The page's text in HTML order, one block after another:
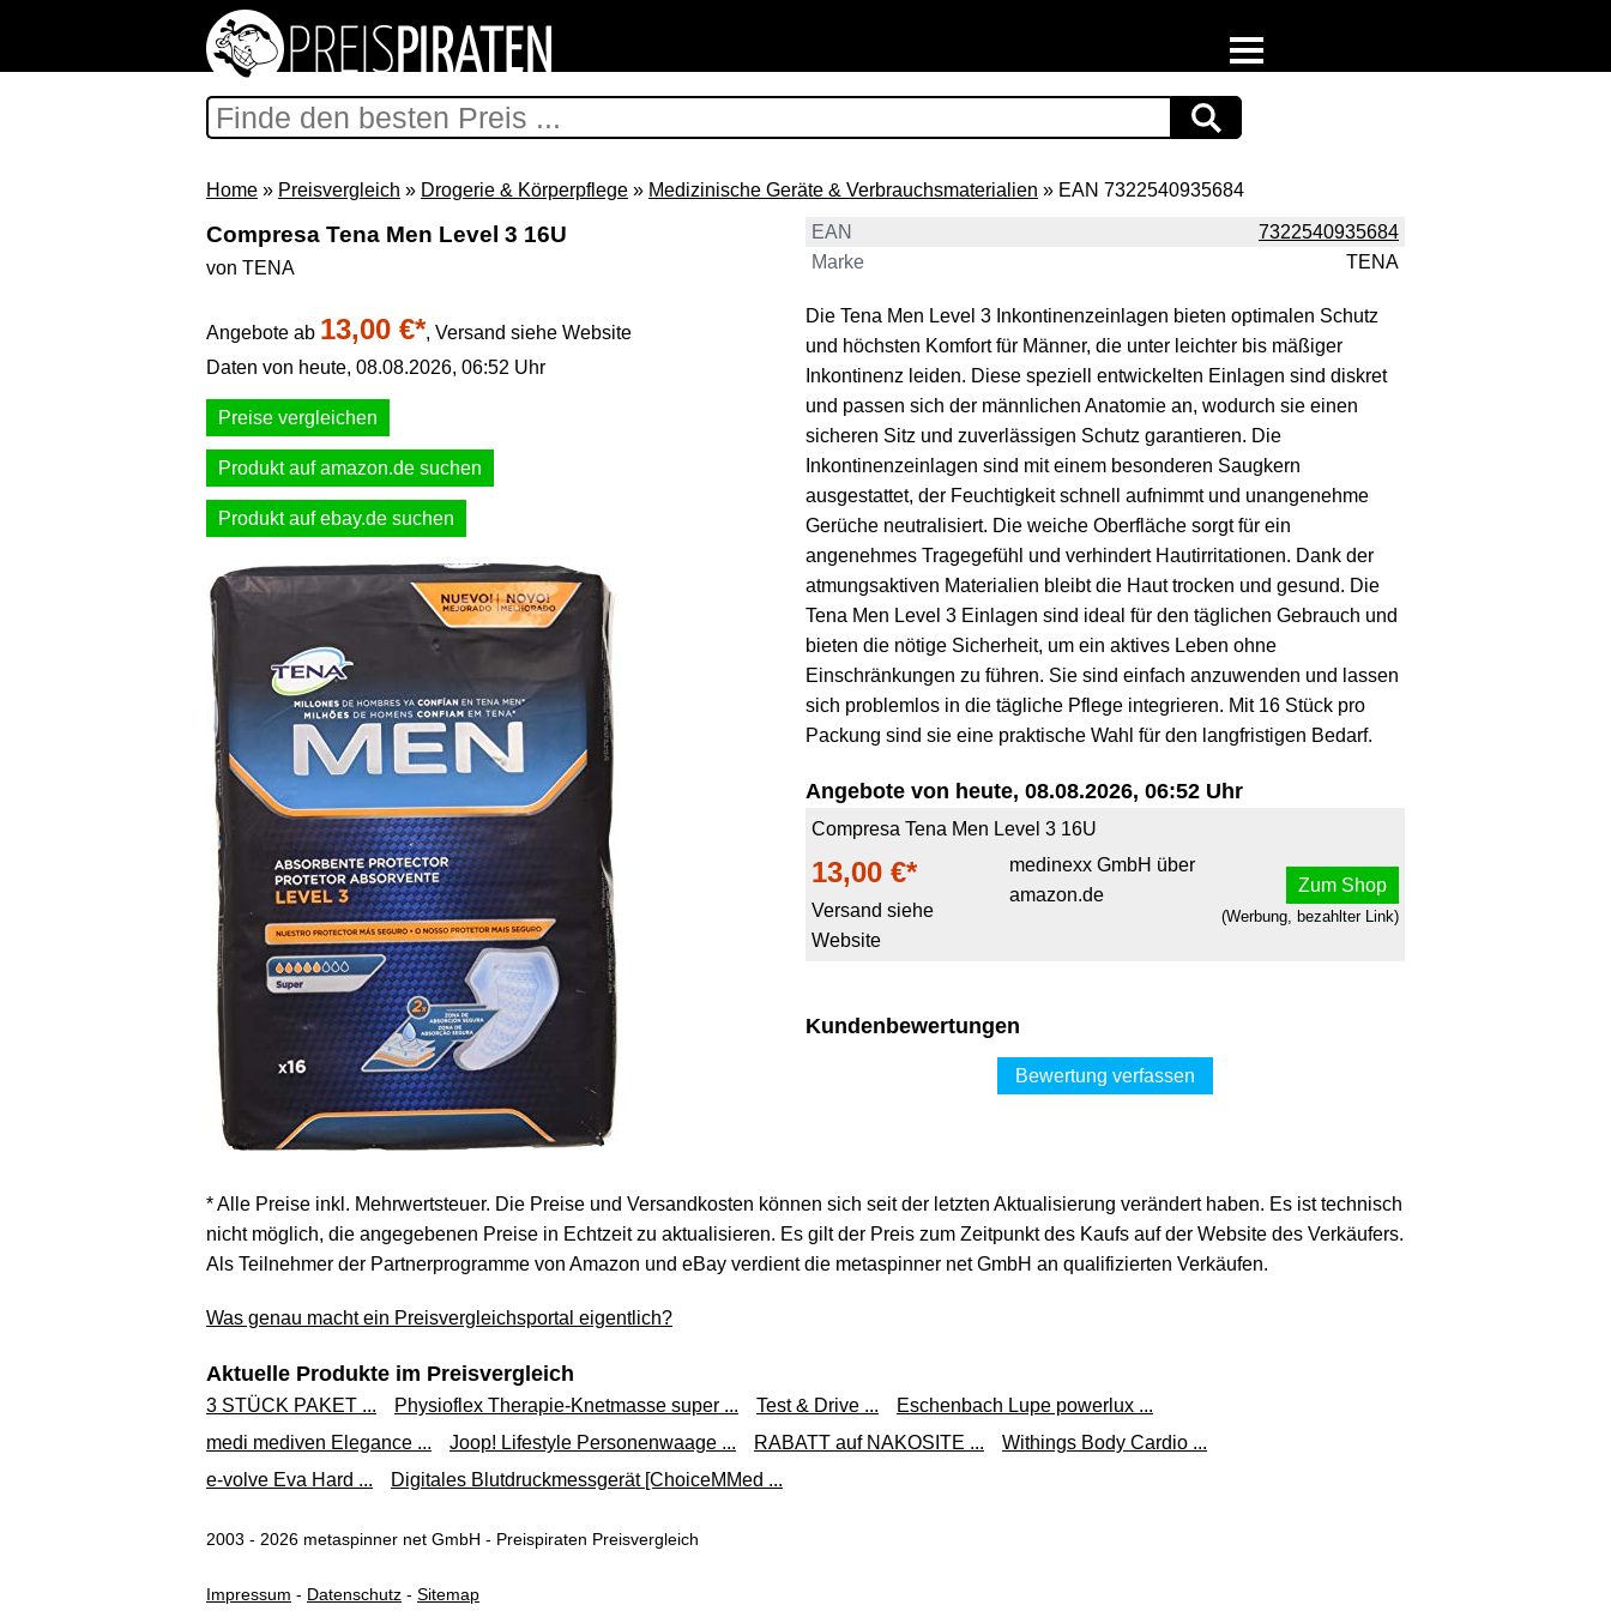
Support & Newsletter
Presse
Datenschutz
Impressum
Home » Preisvergleich » Drogerie & Körperpflege » Medizinische Geräte & Verbrauchsmaterialien » EAN 7322540935684
Compresa Tena Men Level 3 16U
von TENA
Angebote ab 13,00 €*, Versand siehe Website
Daten von heute, 08.08.2026, 06:52 Uhr
Preise vergleichen
Produkt auf amazon.de suchen
Produkt auf ebay.de suchen
EAN
7322540935684
Marke
TENA
Die Tena Men Level 3 Inkontinenzeinlagen bieten optimalen Schutz
und höchsten Komfort für Männer, die unter leichter bis mäßiger
Inkontinenz leiden. Diese speziell entwickelten Einlagen sind diskret
und passen sich der männlichen Anatomie an, wodurch sie einen
sicheren Sitz und zuverlässigen Schutz garantieren. Die
Inkontinenzeinlagen sind mit einem besonderen Saugkern
ausgestattet, der Feuchtigkeit schnell aufnimmt und unangenehme
Gerüche neutralisiert. Die weiche Oberfläche sorgt für ein
angenehmes Tragegefühl und verhindert Hautirritationen. Dank der
atmungsaktiven Materialien bleibt die Haut trocken und gesund. Die
Tena Men Level 3 Einlagen sind ideal für den täglichen Gebrauch und
bieten die nötige Sicherheit, um ein aktives Leben ohne
Einschränkungen zu führen. Sie sind einfach anzuwenden und lassen
sich problemlos in die tägliche Pflege integrieren. Mit 16 Stück pro
Packung sind sie eine praktische Wahl für den langfristigen Bedarf.
Angebote von heute, 08.08.2026, 06:52 Uhr
Compresa Tena Men Level 3 16U
13,00 €*
Versand siehe
Website
medinexx GmbH über
amazon.de
Zum Shop
(Werbung, bezahlter Link)
Kundenbewertungen
Bewertung verfassen
* Alle Preise inkl. Mehrwertsteuer. Die Preise und Versandkosten können sich seit der letzten Aktualisierung verändert haben. Es ist technisch
nicht möglich, die angegebenen Preise in Echtzeit zu aktualisieren. Es gilt der Preis zum Zeitpunkt des Kaufs auf der Website des Verkäufers.
Als Teilnehmer der Partnerprogramme von Amazon und eBay verdient die metaspinner net GmbH an qualifizierten Verkäufen.
Was genau macht ein Preisvergleichsportal eigentlich?
Aktuelle Produkte im Preisvergleich
3 STÜCK PAKET ... Physioflex Therapie-Knetmasse super ... Test & Drive ...
Eschenbach Lupe powerlux ...
medi mediven Elegance ...
Joop! Lifestyle Personenwaage ... RABATT auf NAKOSITE ...
Withings Body Cardio ...
e-volve Eva Hard ...
Digitales Blutdruckmessgerät [ChoiceMMed ...
2003 - 2026 metaspinner net GmbH - Preispiraten Preisvergleich
Impressum - Datenschutz - Sitemap